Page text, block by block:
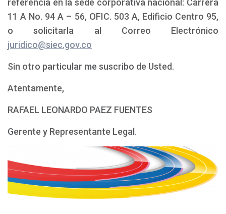
referencia en la sede corporativa nacional: Carrera
11 A No. 94 A – 56, OFIC. 503 A, Edificio Centro 95,
o solicitarla al Correo Electrónico
juridico@siec.gov.co
Sin otro particular me suscribo de Usted.
Atentamente,
RAFAEL LEONARDO PAEZ FUENTES
Gerente y Representante Legal.